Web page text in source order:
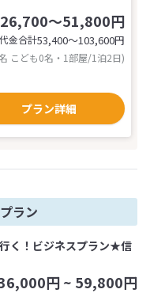
26,700～51,800円
金合計53,400〜103,600円
こども0名・1部屋/1泊2日)
プラン詳細
ラン
く！ビジネスプラン★信
円 ~ 59,800円